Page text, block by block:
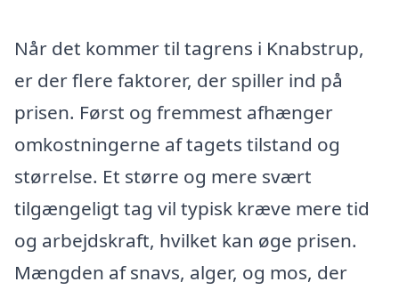
Når det kommer til tagrens i Knabstrup,
er der flere faktorer, der spiller ind på
prisen. Først og fremmest afhænger
omkostningerne af tagets tilstand og
størrelse. Et større og mere svært
tilgængeligt tag vil typisk kræve mere tid
og arbejdskraft, hvilket kan øge prisen.
Mængden af snavs, alger, og mos, der